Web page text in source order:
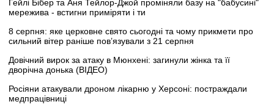
Гейлі Бібер та Аня Тейлор-Джой проміняли базу на "бабусині"
мережива - встигни приміряти і ти
8 серпня: яке церковне свято сьогодні та чому прикмети про
сильний вітер раніше пов’язували з 21 серпня
Довічний вирок за атаку в Мюнхені: загинули жінка та її
дворічна донька (ВІДЕО)
Росіяни атакували дроном лікарню у Херсоні: постраждали
медпрацівниці